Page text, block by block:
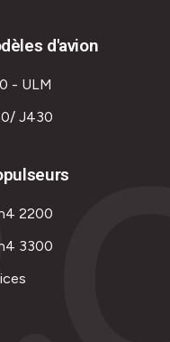
d'avion
- ULM
J430
2200
3300